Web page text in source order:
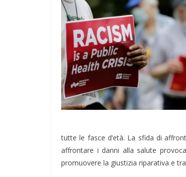
tutte le fasce d’età. La sfida di
affrontare i danni alla salute
promuovere la giustizia riparativa e